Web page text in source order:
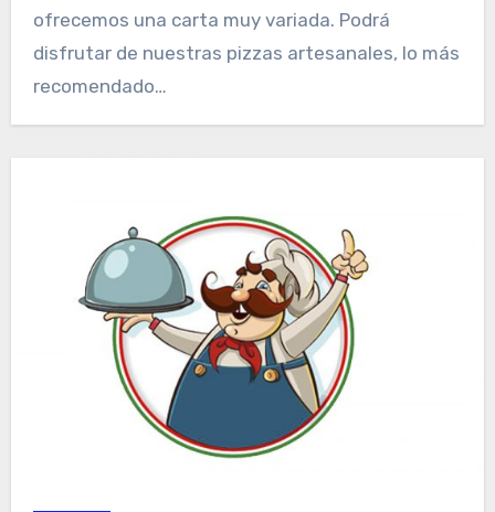
ofrecemos una carta muy variada. Podrá
disfrutar de nuestras pizzas artesanales, lo más
recomendado…